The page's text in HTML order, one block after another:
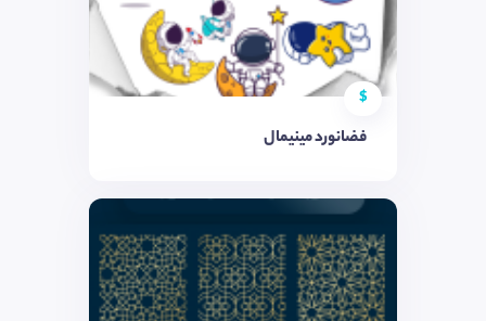
$
فضانورد مینیمال